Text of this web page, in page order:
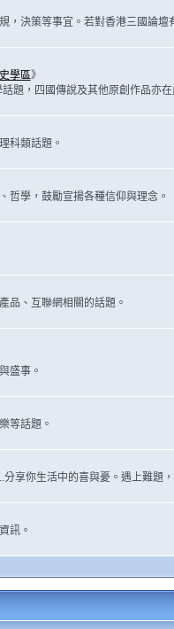
，決策等事宜。若對香港三國論壇
學區》
題，四國傳說及其他原創作品亦在
科類話題。
哲學，鼓勵宣揚各種信仰與理念。
品、互聯網相關的話題。
盛事。
等話題。
享你生活中的喜與憂。遇上難題
訊。